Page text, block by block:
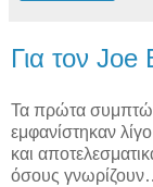
Για τον Joe
Τα πρώτα
εμφανίστηκαν
και
όσους